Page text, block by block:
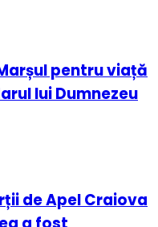
pentru viață
lui Dumnezeu
de Apel Craiova